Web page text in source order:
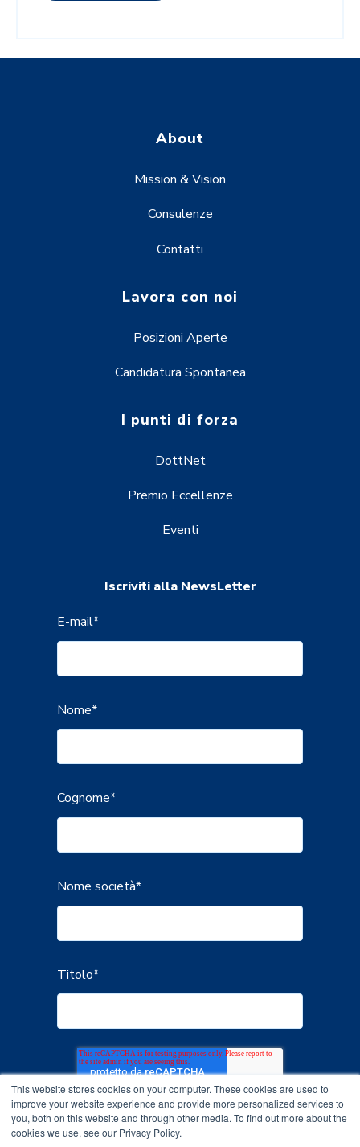
This website stores cookies on your computer. These cookies are used to
improve your website experience and provide more personalized services to
you, both on this website and through other media. To find out more about the
cookies we use, see our Privacy Policy.
About
Mission & Vision
Consulenze
Contatti
Lavora con noi
Posizioni Aperte
Candidatura Spontanea
I punti di forza
DottNet
Premio Eccellenze
Eventi
Iscriviti alla NewsLetter
E-mail*
Nome*
Cognome*
Nome società*
Titolo*